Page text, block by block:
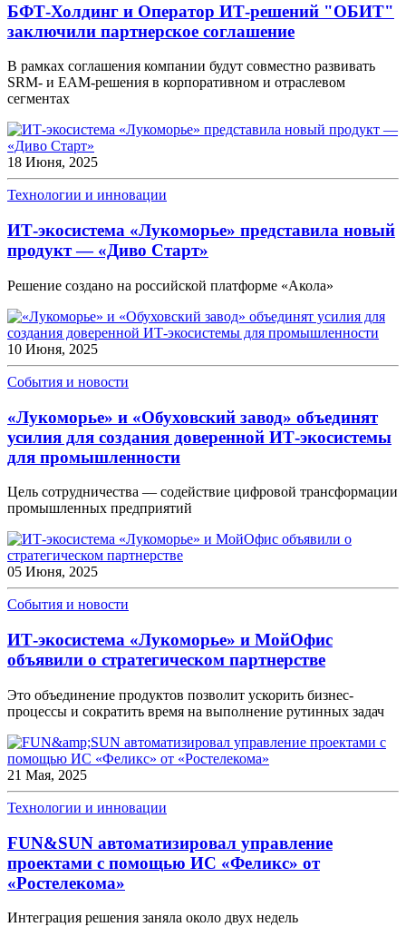
БФТ-Холдинг и Оператор ИТ-решений "ОБИТ"
заключили партнерское соглашение
В рамках соглашения компании будут совместно развивать
SRM- и EAM-решения в корпоративном и отраслевом
сегментах
18 Июня, 2025
Технологии и инновации
ИТ-экосистема «Лукоморье» представила новый
продукт — «Диво Старт»
Решение создано на российской платформе «Акола»
10 Июня, 2025
События и новости
«Лукоморье» и «Обуховский завод» объединят
усилия для создания доверенной ИТ-экосистемы
для промышленности
Цель сотрудничества — содействие цифровой трансформации
промышленных предприятий
05 Июня, 2025
События и новости
ИТ-экосистема «Лукоморье» и МойОфис
объявили о стратегическом партнерстве
Это объединение продуктов позволит ускорить бизнес-
процессы и сократить время на выполнение рутинных задач
21 Мая, 2025
Технологии и инновации
FUN&SUN автоматизировал управление
проектами с помощью ИС «Феликс» от
«Ростелекома»
Интеграция решения заняла около двух недель